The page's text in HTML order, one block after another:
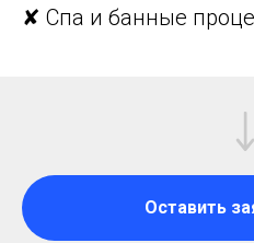
✘ Спа и банные
Оставить